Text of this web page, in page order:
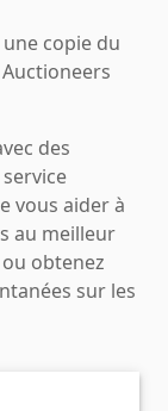
copie du
des
vous aider à
au meilleur
obtenez
sur les